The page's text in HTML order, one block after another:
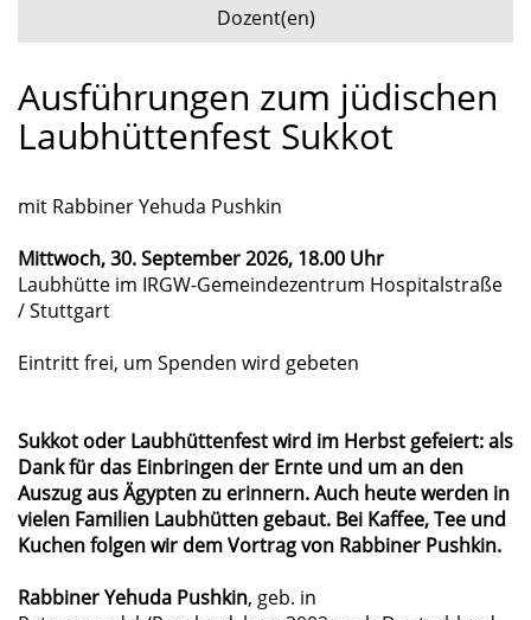
Dozent(en)
Ausführungen zum jüdischen
Laubhüttenfest Sukkot
mit Rabbiner Yehuda Pushkin
Mittwoch, 30. September 2026, 18.00 Uhr
Laubhütte im IRGW-Gemeindezentrum Hospitalstraße
/ Stuttgart
Eintritt frei, um Spenden wird gebeten
Sukkot oder Laubhüttenfest wird im Herbst gefeiert: als
Dank für das Einbringen der Ernte und um an den
Auszug aus Ägypten zu erinnern. Auch heute werden in
vielen Familien Laubhütten gebaut. Bei Kaffee, Tee und
Kuchen folgen wir dem Vortrag von Rabbiner Pushkin.
Rabbiner Yehuda Pushkin, geb. in